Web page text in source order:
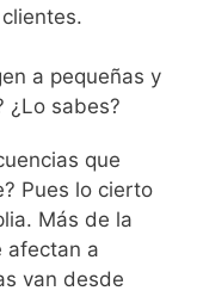
a pequeñas y
¿Lo sabes?
que
Pues lo cierto
Más de la
afectan a
van desde